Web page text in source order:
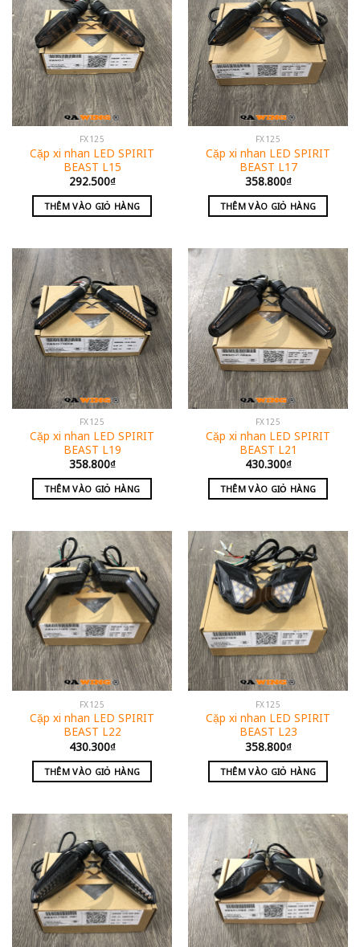
FX125
Cặp xi nhan LED SPIRIT
BEAST L15
292.500₫
THÊM VÀO GIỎ HÀNG
FX125
Cặp xi nhan LED SPIRIT
BEAST L17
358.800₫
THÊM VÀO GIỎ HÀNG
FX125
Cặp xi nhan LED SPIRIT
BEAST L19
358.800₫
THÊM VÀO GIỎ HÀNG
FX125
Cặp xi nhan LED SPIRIT
BEAST L21
430.300₫
THÊM VÀO GIỎ HÀNG
FX125
Cặp xi nhan LED SPIRIT
BEAST L22
430.300₫
THÊM VÀO GIỎ HÀNG
FX125
Cặp xi nhan LED SPIRIT
BEAST L23
358.800₫
THÊM VÀO GIỎ HÀNG